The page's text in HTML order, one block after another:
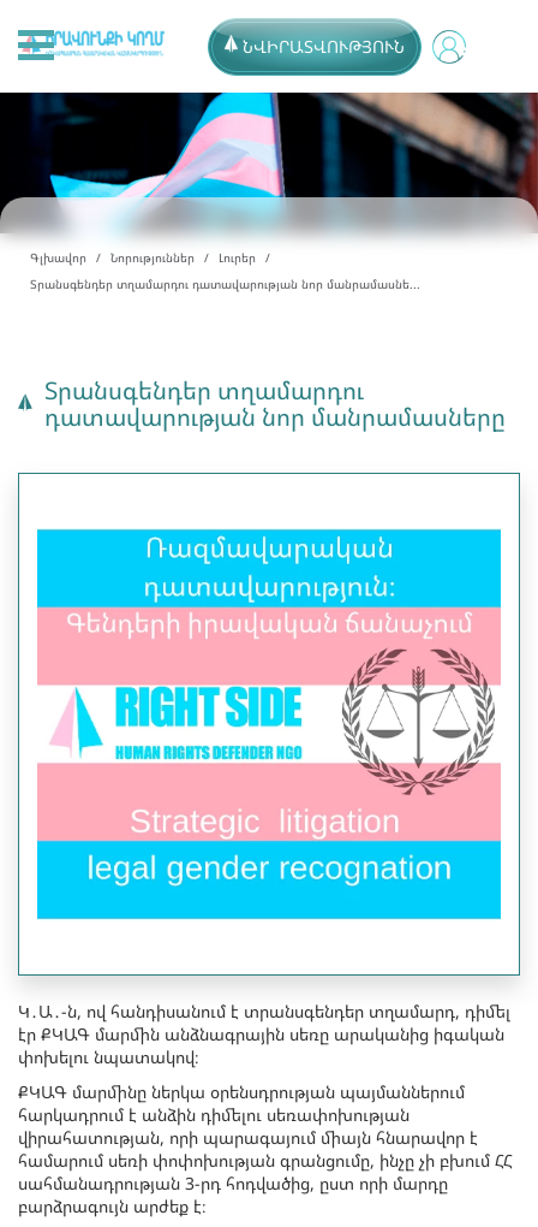
ՆՎԻՐԱՏՎՈՒԹՅՈՒՆ
Գլխավոր Նորություններ
Լուրեր
Տրանսգենդեր տղամարդու դատավարության նոր մանրամասնե...
Տրանսգենդեր տղամարդու
դատավարության նոր մանրամասները
Կ․Ա․-ն, ով հանդիսանում է տրանսգենդեր տղամարդ, դիմել
էր ՔԿԱԳ մարմին անձնագրային սեռը արականից իգական
փոխելու նպատակով։
ՔԿԱԳ մարմինը ներկա օրենսդրության պայմաններում
հարկադրում է անձին դիմելու սեռափոխության
վիրահատության, որի պարագայում միայն հնարավոր է
համարում սեռի փոփոխության գրանցումը, ինչը չի բխում ՀՀ
սահմանադրության 3-րդ հոդվածից, ըստ որի մարդը
բարձրագույն արժեք է։